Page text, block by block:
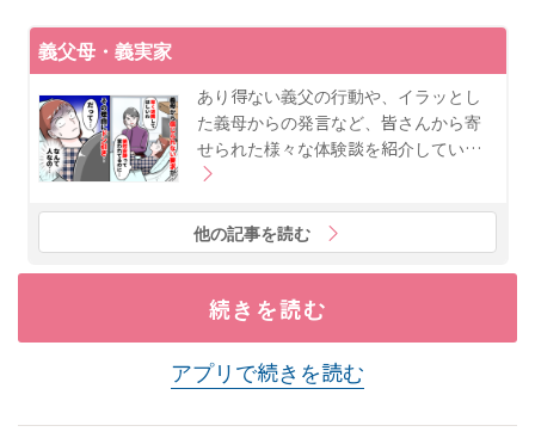
義父母・義実家
あり得ない義父の行動や、イラッとし
た義母からの発言など、皆さんから寄
せられた様々な体験談を紹介してい…
他の記事を読む
続きを読む
アプリで続きを読む